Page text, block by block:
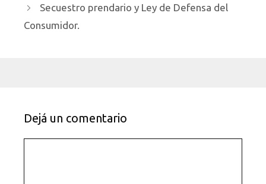
Secuestro prendario y Ley de Defensa del
Consumidor.
Dejá un comentario